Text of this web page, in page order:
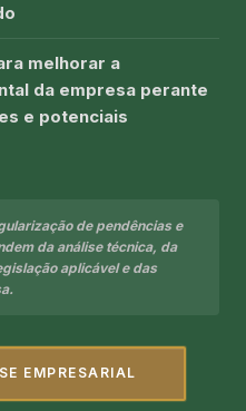
melhorar a
da empresa perante
e potenciais
de pendências e
da análise técnica, da
aplicável e das
EMPRESARIAL